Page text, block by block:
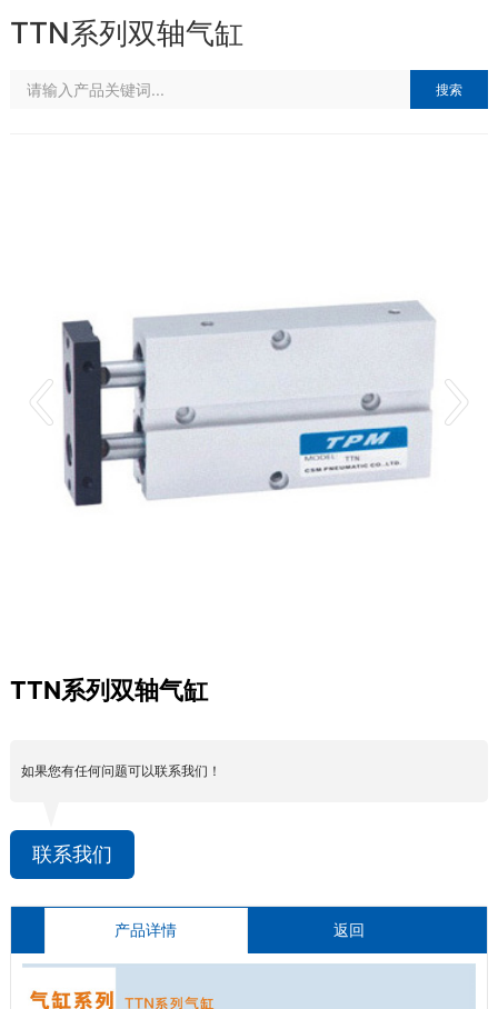
TTN系列双轴气缸
搜索
TTN系列双轴气缸
如果您有任何问题可以联系我们！
联系我们
产品详情 返回